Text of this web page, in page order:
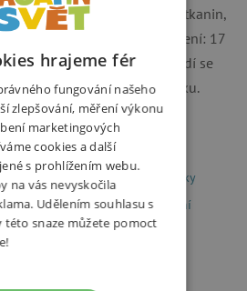
1x koláč. Vyrobeno z plsti a tkanin,
strukturu. Rozměr balení: 17
pro děti od 18 měsíců. Hodí se
kuchyňky nebo obchůdku.
světy
Dřevěné kuchyňky
pro nejmenší
Textilní
hrajeme fér
fungování našeho
zlepšování, měření výkonu
marketingových
cookies a další
s prohlížením webu.
na vás nevyskočila
Udělením souhlasu s
této snaze můžete pomoct